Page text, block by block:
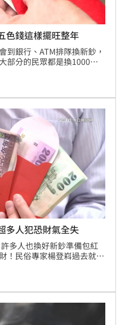
錢這樣擺旺整年
到銀行、ATM排隊換新鈔，
部分的民眾都是換1000
色錢」的生財法，放在錢
多人犯恐財氣全失
多人也換好新鈔準備包紅
！民俗專家楊登嵙過去就曾